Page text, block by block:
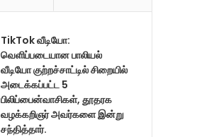
TikTok வீடியோ:
வெளிப்படையான பாலியல்
வீடியோ குற்றச்சாட்டில் சிறையில்
அடைக்கப்பட்ட 5
பிலிப்பைன்வாசிகள், தூதரக
வழக்கறிஞர் அவர்களை இன்று
சந்தித்தார்.